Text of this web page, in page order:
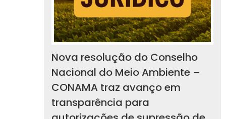
Nova resolução do Conselho
Nacional do Meio Ambiente –
CONAMA traz avanço em
transparência para